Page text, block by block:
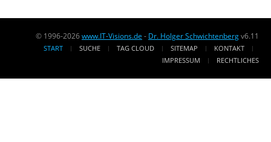
© 1996-2026www.IT-Visions.de - Dr. Holger Schwichtenbergv6.11
START SUCHE TAG CLOUD SITEMAP
KONTAKT
IMPRESSUM
RECHTLICHES